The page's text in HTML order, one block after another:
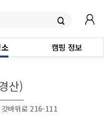
캠핑 정보
산)
바위로 216-111